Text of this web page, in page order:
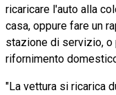
ricaricare l'auto alla
casa, oppure fare un
stazione di servizio,
rifornimento
"La vettura si ricarica